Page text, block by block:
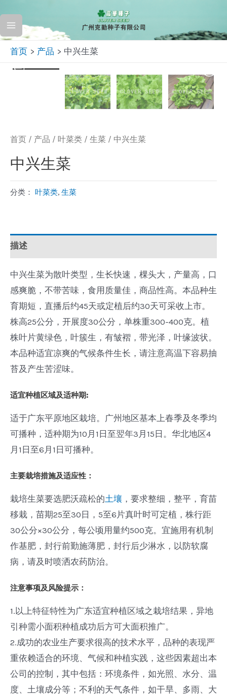
至
内Main
Menu
首页 产品 中兴生菜
首页 / 产品 / 叶菜类 / 生菜 / 中兴生菜
中兴生菜
分类： 叶菜类, 生菜
描述
中兴生菜为散叶类型，生长快速，棵头大，产量高，口
感爽脆，不带苦味，食用质量佳，商品性高。本品种生
育期短，直播后约45天或定植后约30天可采收上市。
株高25公分，开展度30公分，单株重300-400克。植
株叶片黄绿色，叶簇生，有皱褶，带光泽，叶缘波状。
本品种适宜凉爽的气候条件生长，请注意高温下容易抽
苔及产生苦涩味。
适宜种植区域及适种期:
适于广东平原地区栽培。广州地区基本上春季及冬季均
可播种，适种期为10月1日至翌年3月15日。华北地区4
月1日至6月1日可播种。
主要栽培措施及适应性：
栽培生菜要选肥沃疏松的土壤 ，要求整细，整平，育苗
移栽，苗期25至30日，5至6片真叶时可定植，株行距
30公分×30公分，每公顷用量约500克。宜施用有机制
作基肥，封行前勤施薄肥，封行后少淋水，以防软腐
病，请及时喷洒农药防治。
注意事项及风险提示：
1.以上特征特性为广东适宜种植区域之栽培结果，异地
引种需小面积种植成功后方可大面积推广。
2.成功的农业生产要求很高的技术水平，品种的表现严
重依赖适合的环境、气候和种植实践，这些因素超出本
公司的控制，其中包括：环境条件，如光照、水分、温
度、土壤成分等；不利的天气条件，如干旱、多雨、大